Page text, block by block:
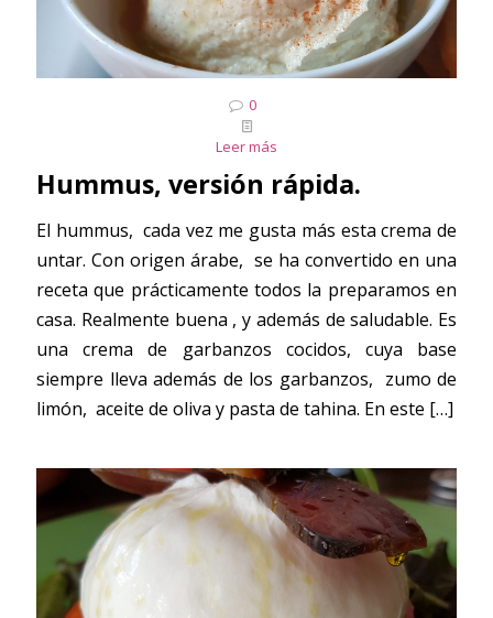
0
Leer más
Hummus, versión rápida.
El hummus, cada vez me gusta más esta crema de
untar. Con origen árabe, se ha convertido en una
receta que prácticamente todos la preparamos en
casa. Realmente buena , y además de saludable. Es
una crema de garbanzos cocidos, cuya base
siempre lleva además de los garbanzos, zumo de
limón, aceite de oliva y pasta de tahina. En este […]